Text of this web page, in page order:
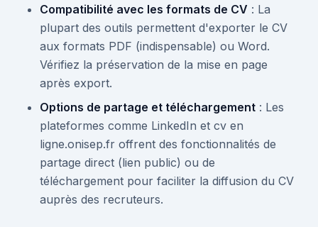
Compatibilité avec les formats de CV : La
plupart des outils permettent d'exporter le CV
aux formats PDF (indispensable) ou Word.
Vérifiez la préservation de la mise en page
après export.
Options de partage et téléchargement : Les
plateformes comme LinkedIn et cv en
ligne.onisep.fr offrent des fonctionnalités de
partage direct (lien public) ou de
téléchargement pour faciliter la diffusion du CV
auprès des recruteurs.